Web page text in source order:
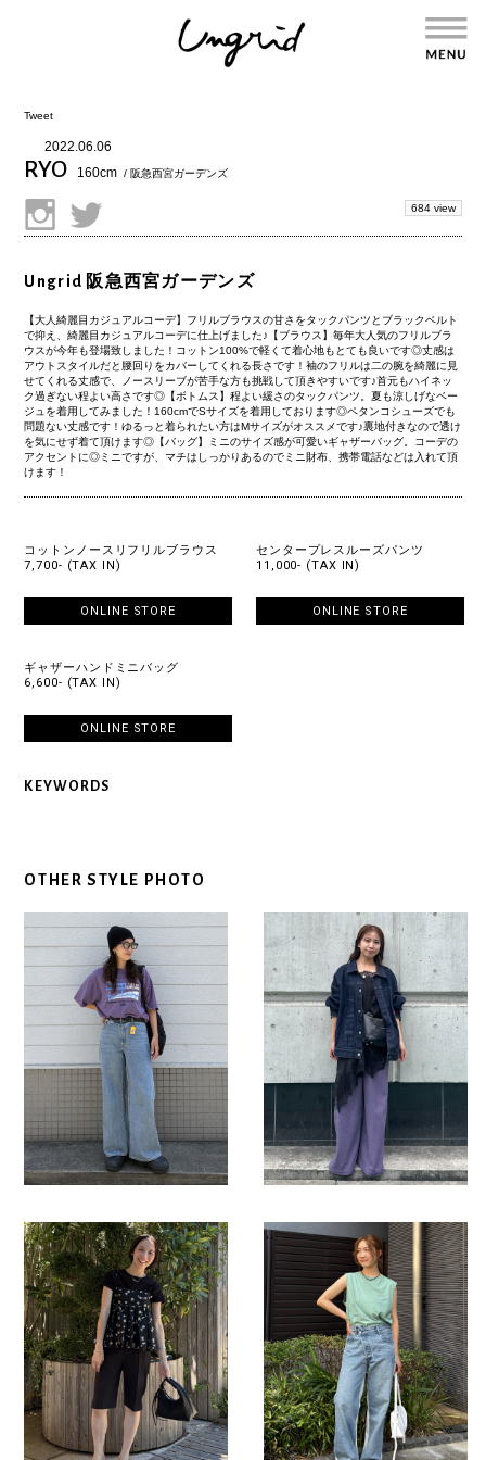
Tweet
2022.06.06
RYO 160cm / 阪急西宮ガーデンズ
684 view
Ungrid 阪急西宮ガーデンズ
【大人綺麗目カジュアルコーデ】フリルブラウスの甘さをタックパンツとブラックベルト
で抑え、綺麗目カジュアルコーデに仕上げました♪【ブラウス】毎年大人気のフリルブラ
ウスが今年も登場致しました！コットン100%で軽くて着心地もとても良いです◎丈感は
アウトスタイルだと腰回りをカバーしてくれる長さです！袖のフリルは二の腕を綺麗に見
せてくれる丈感で、ノースリーブが苦手な方も挑戦して頂きやすいです♪首元もハイネッ
ク過ぎない程よい高さです◎【ボトムス】程よい緩さのタックパンツ。夏も涼しげなベー
ジュを着用してみました！160cmでSサイズを着用しております◎ペタンコシューズでも
問題ない丈感です！ゆるっと着られたい方はMサイズがオススメです♪裏地付きなので透け
を気にせず着て頂けます◎【バッグ】ミニのサイズ感が可愛いギャザーバッグ。コーデの
アクセントに◎ミニですが、マチはしっかりあるのでミニ財布、携帯電話などは入れて頂
けます！
コットンノースリフリルブラウス
7,700- (TAX IN)
ONLINE STORE
センタープレスルーズパンツ
11,000- (TAX IN)
ONLINE STORE
ギャザーハンドミニバッグ
6,600- (TAX IN)
ONLINE STORE
KEYWORDS
OTHER STYLE PHOTO